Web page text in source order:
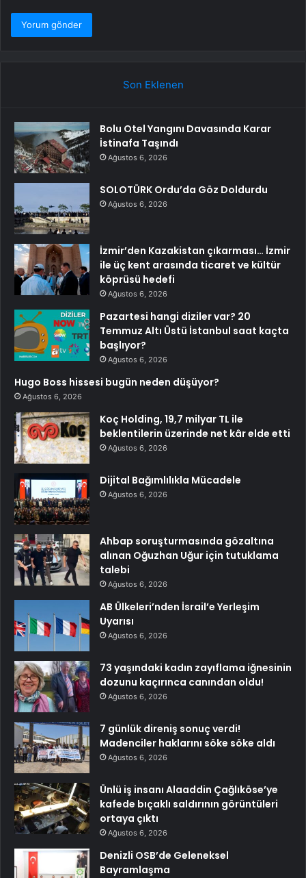
Son Eklenen
Bolu Otel Yangını Davasında Karar
İstinafa Taşındı
Ağustos 6, 2026
SOLOTÜRK Ordu’da Göz Doldurdu
Ağustos 6, 2026
İzmir’den Kazakistan çıkarması… İzmir
ile üç kent arasında ticaret ve kültür
köprüsü hedefi
Ağustos 6, 2026
Pazartesi hangi diziler var? 20
Temmuz Altı Üstü İstanbul saat kaçta
başlıyor?
Ağustos 6, 2026
Hugo Boss hissesi bugün neden düşüyor?
Ağustos 6, 2026
Koç Holding, 19,7 milyar TL ile
beklentilerin üzerinde net kâr elde etti
Ağustos 6, 2026
Dijital Bağımlılıkla Mücadele
Ağustos 6, 2026
Ahbap soruşturmasında gözaltına
alınan Oğuzhan Uğur için tutuklama
talebi
Ağustos 6, 2026
AB Ülkeleri’nden İsrail’e Yerleşim
Uyarısı
Ağustos 6, 2026
73 yaşındaki kadın zayıflama iğnesinin
dozunu kaçırınca canından oldu!
Ağustos 6, 2026
7 günlük direniş sonuç verdi!
Madenciler haklarını söke söke aldı
Ağustos 6, 2026
Ünlü iş insanı Alaaddin Çağlıköse’ye
kafede bıçaklı saldırının görüntüleri
ortaya çıktı
Ağustos 6, 2026
Denizli OSB’de Geleneksel
Bayramlaşma